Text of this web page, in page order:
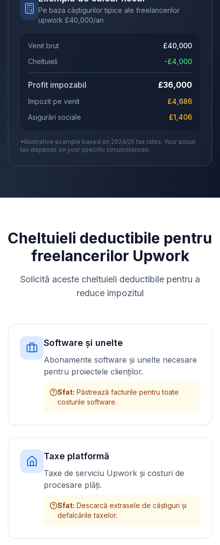
Pe baza câștigurilor tipice ale freelancerilor
upwork £40,000/an
Venit brut £40,000
Cheltuieli
-£4,000
Profit impozabil £36,000
Impozit pe venit £4,686
Asigurări sociale
£1,406
*Illustrative example based on 2024/25 tax rates. Your actual
tax depends on your specific circumstances.
Cheltuieli deductibile pentru
freelancerilor Upwork
Solicită aceste cheltuieli deductibile pentru a
reduce impozitul
Software și unelte
Abonamente software și unelte necesare
pentru proiectele clienților.
Sfat: Păstrează facturile pentru toate
costurile software.
Taxe platformă
Taxe de serviciu Upwork și costuri de
procesare plăți.
Sfat: Descarcă extrasele de câștiguri și
defalcările taxelor.